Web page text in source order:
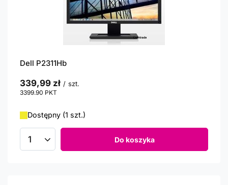
Dell P2311Hb
339,99 zł / szt.
3399.90 PKT
Dostępny (1 szt.)
Ilość produktów Do koszyka